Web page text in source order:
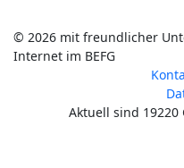
© 2026 mit freundlicher
Internet im BEFG
Aktuell sind